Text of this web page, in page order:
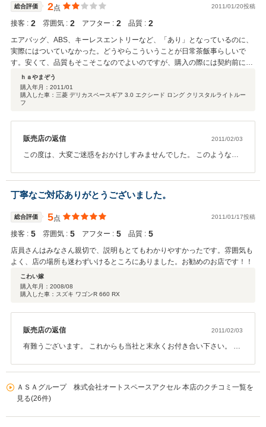
総合評価 2点 2011/01/20投稿
接客 : 2 雰囲気 : 2 アフター : 2 品質 : 2
エアバッグ、ABS、キーレスエントリーなど、「あり」となっているのに、
実際にはついていなかった。どうやらこういうことが日常茶飯事らしいで
す。安くて、品質もそこそこなのでよいのですが、購入の際には契約前に記
載内容と実際の車両の仕様を確認したほうがよいと思います。
ｈａやまぞう
購入年月： 2011/01
購入した車：三菱 デリカスペースギア 3.0 エクシード ロング クリスタルライトルー
フ
販売店の返信 2011/02/03
この度は、大変ご迷惑をおかけしすみませんでした。 このような事
丁寧なご対応ありがとうございました。
総合評価 5点 2011/01/17投稿
接客 : 5 雰囲気 : 5 アフター : 5 品質 : 5
店員さんはみなさん親切で、説明もとてもわかりやすかったです。雰囲気も
よく、店の場所も迷わずいけるところにありました。お勧めのお店です！！
こわい嫁
購入年月： 2008/08
購入した車：スズキ ワゴンR 660 RX
販売店の返信 2011/02/03
有難うございます。 これからも当社と末永くお付き合い下さい。 こ
ＡＳＡグループ 株式会社オートスペースアクセル 本店のクチコミ一覧を
見る(26件)